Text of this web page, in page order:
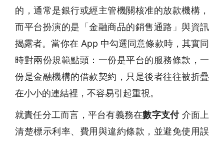
的，通常是銀行或經主管機關核准的放款機構，
而平台扮演的是「金融商品的銷售通路」與資訊
揭露者。當你在 App 中勾選同意條款時，其實同
時對兩份規範點頭：一份是平台的服務條款，一
份是金融機構的借款契約，只是後者往往被折疊
在小小的連結裡，不容易引起重視。
就責任分工而言，平台有義務在數字支付介面上
清楚標示利率、費用與違約條款，並避免使用誤